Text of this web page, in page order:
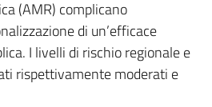
(AMR) complicano
di un’efficace
I livelli di rischio regionale e
rispettivamente moderati e